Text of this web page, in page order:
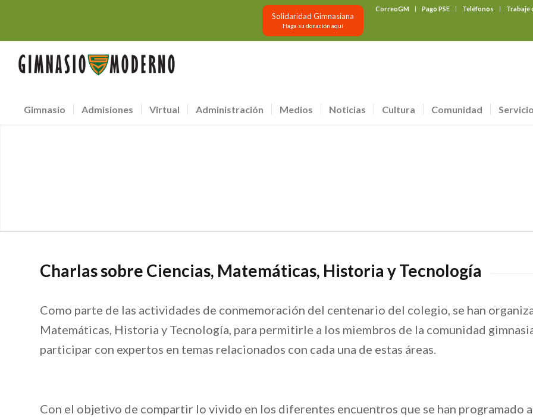
CorreoGM Pago PSE Teléfonos Trabaje
Solidaridad Gimnasiana
Haga su donación aquí
Gimnasio Admisiones Virtual Administración Medios Noticias Cultura Comunidad
Charlas sobre Ciencias, Matemáticas, Historia y Tecnología
Como parte de las actividades de conmemoración del centenario del colegio, se han
Matemáticas, Historia y Tecnología, para permitirle a los miembros de la comunidad
participar con expertos en temas relacionados con cada una de estas áreas.
Con el objetivo de compartir lo vivido en los diferentes encuentros que se han programado